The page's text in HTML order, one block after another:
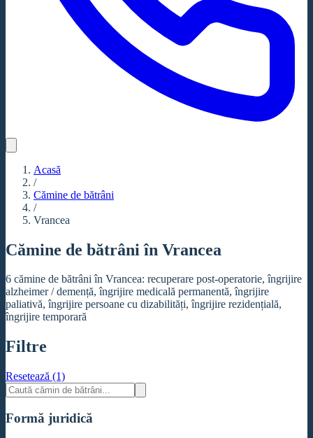
Acasă
/
Cămine de bătrâni
/
Vrancea
Cămine de bătrâni în Vrancea
6 cămine de bătrâni în Vrancea: recuperare post-operatorie, îngrijire
alzheimer / demență, îngrijire medicală permanentă, îngrijire
paliativă, îngrijire persoane cu dizabilități, îngrijire rezidențială,
îngrijire temporară
Filtre
Resetează (1)
Formă juridică